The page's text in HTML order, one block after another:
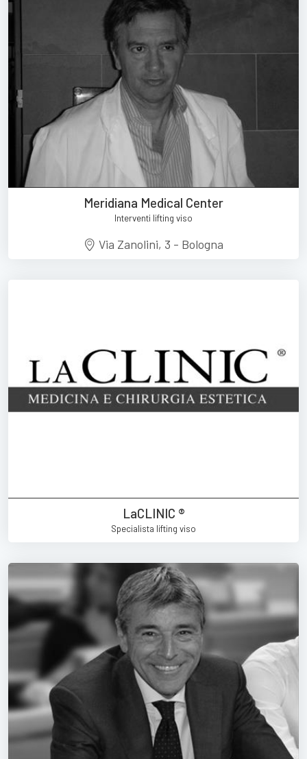
Meridiana Medical Center
Interventi lifting viso
Via Zanolini, 3 - Bologna
LaCLINIC ®
Specialista lifting viso